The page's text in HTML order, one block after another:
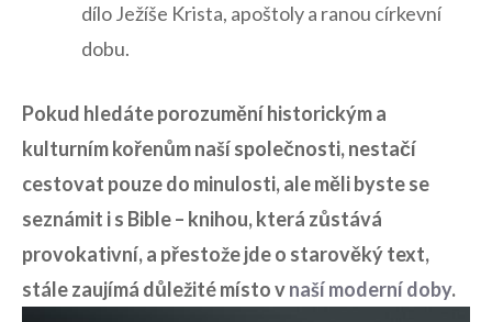
‍dílo ‌Ježíše ​Krista,⁢ apoštoly a ranou‍ církevní
dobu.
Pokud hledáte ⁣porozumění historickým a
kulturním kořenům naší společnosti, nestačí⁤
cestovat pouze do minulosti,⁤ ale měli byste se
seznámit i s Bible – knihou, která zůstává
provokativní, a přestože jde o ‍starověký text,
stále zaujímá důležité‍ místo vnaší moderní doby.